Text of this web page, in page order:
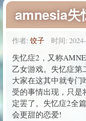
作者: 饺子 时间:
失忆症2，又称
乙女游戏。失忆症第
大家在这其中就专
受的事情出现，只是
定罢了。失忆症2全
会更甜的恋爱!